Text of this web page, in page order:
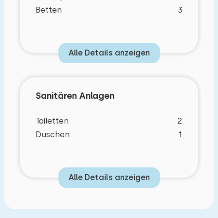
Auto etwa 50 Meter vom Ferienhaus entfernt
Betten
3
Alle Details anzeigen
Sanitären Anlagen
Toiletten
2
Duschen
1
Alle Details anzeigen